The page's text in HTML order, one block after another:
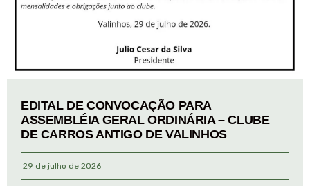
EDITAL DE CONVOCAÇÃO PARA
ASSEMBLÉIA GERAL ORDINÁRIA – CLUBE
DE CARROS ANTIGO DE VALINHOS
29 de julho de 2026